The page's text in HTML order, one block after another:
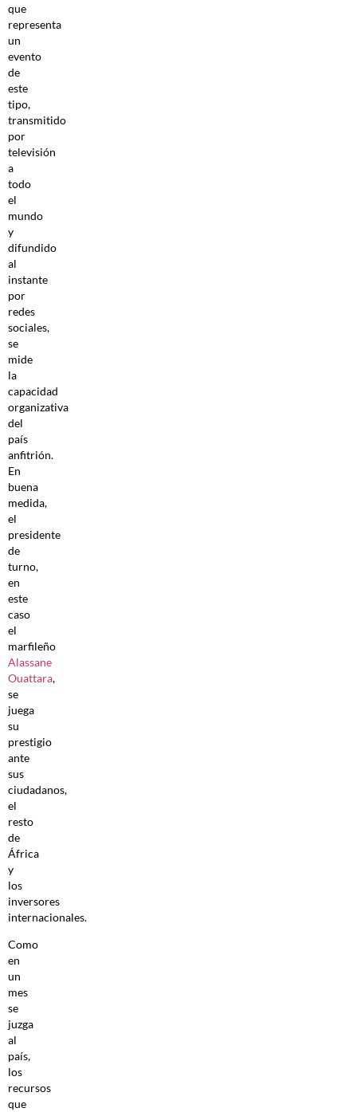
que
representa
un
evento
de
este
tipo,
transmitido
por
televisión
a
todo
el
mundo
y
difundido
al
instante
por
redes
sociales,
se
mide
la
capacidad
organizativa
del
país
anfitrión.
En
buena
medida,
el
presidente
de
turno,
en
este
caso
el
marfileño
Alassane
Ouattara,
se
juega
su
prestigio
ante
sus
ciudadanos,
el
resto
de
África
y
los
inversores
internacionales.
Como
en
un
mes
se
juzga
al
país,
los
recursos
que